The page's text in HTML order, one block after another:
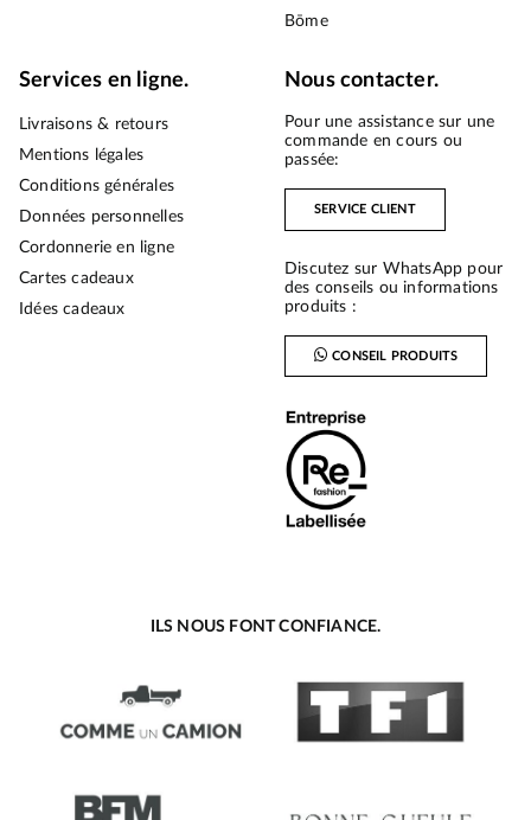
Bōme
Services en ligne.
Livraisons & retours
Mentions légales
Conditions générales
Données personnelles
Cordonnerie en ligne
Cartes cadeaux
Idées cadeaux
Nous contacter.
Pour une assistance sur une
commande en cours ou
passée:
SERVICE CLIENT
Discutez sur WhatsApp pour
des conseils ou informations
produits :
CONSEIL PRODUITS
ILS NOUS FONT CONFIANCE.